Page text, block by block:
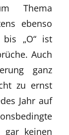
Thema
ebenso
bis „O“ ist
Auch
ganz
zu ernst
Jahr auf
gar keinen